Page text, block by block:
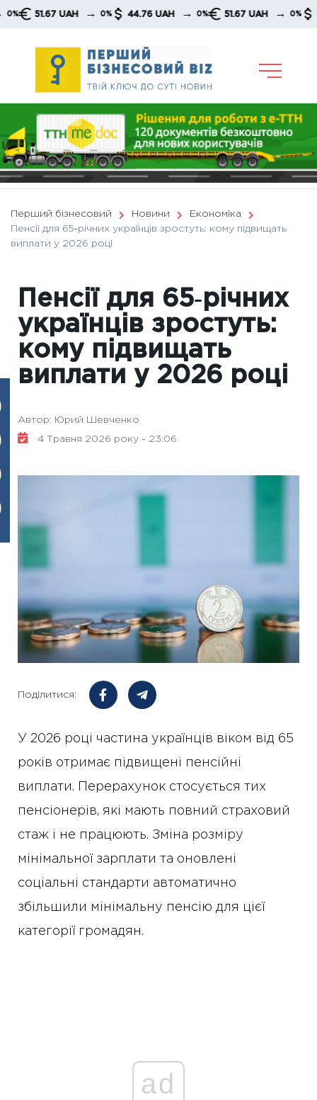
Skip
51.67 UAH → 0% 44.76 UAH → 0% 51.67 UAH → 0% 44.76
Перший бізнесовий Новини
Економіка
Пенсії для 65‑річних українців зростуть: кому підвищать
виплати у 2026 році
Пенсії для 65‑річних
українців зростуть:
кому підвищать
виплати у 2026 році
Автор: Юрий Шевченко
4 Травня 2026 року - 23:06
Поділитися:
У 2026 році частина українців віком від 65
років отримає підвищені пенсійні
виплати. Перерахунок стосується тих
пенсіонерів, які мають повний страховий
стаж і не працюють. Зміна розміру
мінімальної зарплати та оновлені
соціальні стандарти автоматично
збільшили мінімальну пенсію для цієї
категорії громадян.
ad